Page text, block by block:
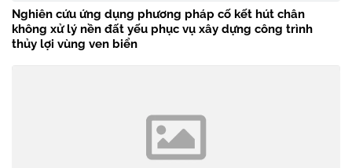
Nghiên cứu ứng dụng phương pháp cố kết hút chân
không xử lý nền đất yếu phục vụ xây dựng công trình
thủy lợi vùng ven biển